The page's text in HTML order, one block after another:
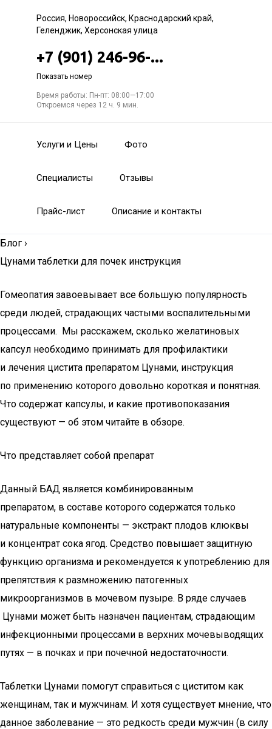
Россия, Новороссийск, Краснодарский край,
Геленджик, Херсонская улица
+7 (901) 246-96-...
Показать номер
Время работы: Пн-пт: 08:00—17:00
Откроемся через 12 ч. 9 мин.
Услуги и Цены Фото
Специалисты Отзывы
Прайс-лист Описание и контакты
Блог ›
Цунами таблетки для почек инструкция
Гомеопатия завоевывает все большую популярность
среди людей, страдающих частыми воспалительными
процессами. Мы расскажем, сколько желатиновых
капсул необходимо принимать для профилактики
и лечения цистита препаратом Цунами, инструкция
по применению которого довольно короткая и понятная.
Что содержат капсулы, и какие противопоказания
существуют — об этом читайте в обзоре.
Что представляет собой препарат
Данный БАД является комбинированным
препаратом, в составе которого содержатся только
натуральные компоненты — экстракт плодов клюквы
и концентрат сока ягод. Средство повышает защитную
функцию организма и рекомендуется к употреблению для
препятствия к размножению патогенных
микроорганизмов в мочевом пузыре. В ряде случаев
Цунами может быть назначен пациентам, страдающим
инфекционными процессами в верхних мочевыводящих
путях — в почках и при почечной недостаточности.
Таблетки Цунами помогут справиться с циститом как
женщинам, так и мужчинам. И хотя существует мнение, что
данное заболевание — это редкость среди мужчин (в силу